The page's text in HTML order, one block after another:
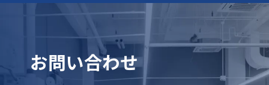
お問い合わせ